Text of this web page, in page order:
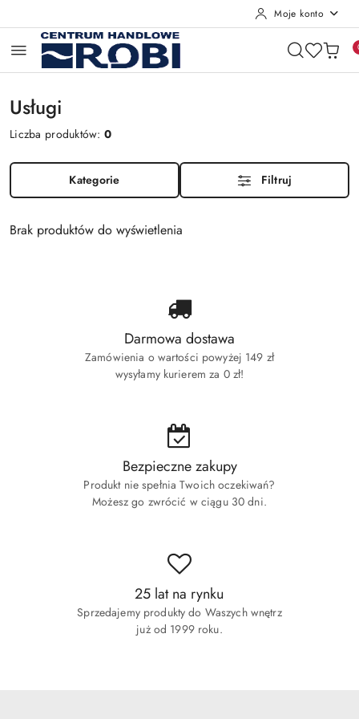
Moje konto
Usługi
Liczba produktów:0
Kategorie Filtruj
Brak produktów do wyświetlenia
Darmowa dostawa
Zamówienia o wartości powyżej 149 zł
wysyłamy kurierem za 0 zł!
Bezpieczne zakupy
Produkt nie spełnia Twoich oczekiwań?
Możesz go zwrócić w ciągu 30 dni.
25 lat na rynku
Sprzedajemy produkty do Waszych wnętrz
już od 1999 roku.